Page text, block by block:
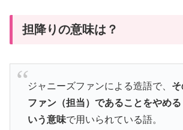
担降りの意味は？
ジャニーズファンによる造語で、
ファン（担当）であることをやめ
いう意味で用いられている語。